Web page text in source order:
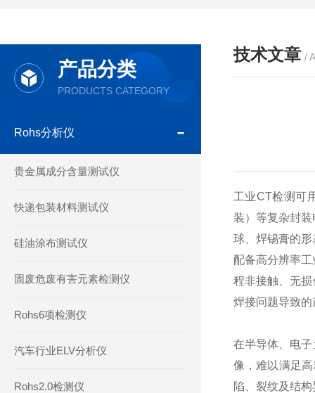
产品分类
PRODUCTS CATEGORY
Rohs分析仪
贵金属成分含量测试仪
快递包装材料测试仪
硅油涂布测试仪
固废危废有害元素检测仪
Rohs6项检测仪
汽车行业ELV分析仪
Rohs2.0检测仪
技术文章 /
工业CT检测可
装）等复杂封
球、焊锡膏的
配备高分辨率
程非接触、无
焊接问题导致
在半导体、电
像，难以满足
陷、裂纹及结